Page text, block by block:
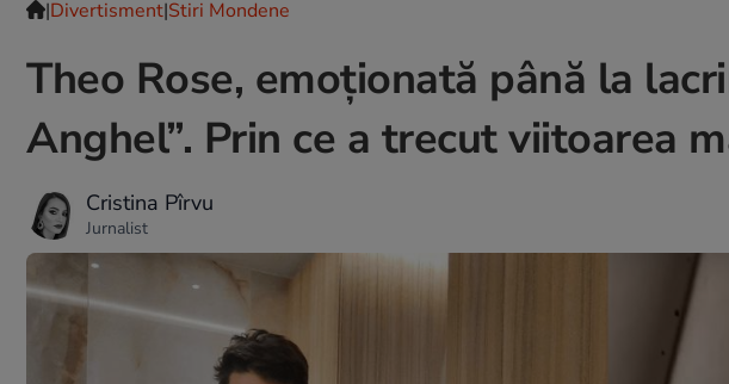
|Divertisment|Stiri Mondene
Theo Rose, emoționată până la
Anghel”. Prin ce a trecut viitoarea
Cristina Pîrvu
Jurnalist